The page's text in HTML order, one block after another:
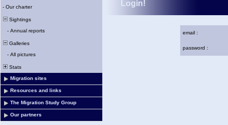
- Our charter
Sightings
- Annual reports
Galleries
- All pictures
Stats
Migration sites
Resources and links
The Migration Study Group
Our partners
Login!
email :
password :